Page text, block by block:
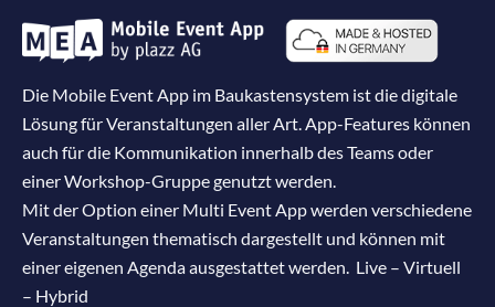
Die Mobile Event App im Baukastensystem ist die digitale
Lösung für Veranstaltungen aller Art. App-Features können
auch für die Kommunikation innerhalb des Teams oder
einer Workshop-Gruppe genutzt werden.
Mit der Option einer Multi Event App werden verschiedene
Veranstaltungen thematisch dargestellt und können mit
einer eigenen Agenda ausgestattet werden. Live – Virtuell
– Hybrid